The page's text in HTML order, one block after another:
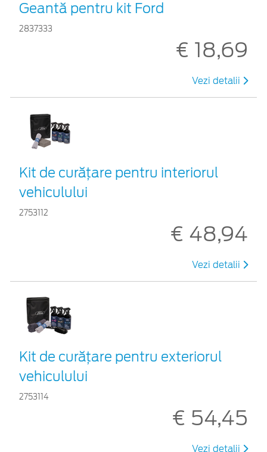
Geantă pentru kit Ford
2837333
€ 18,69
Vezi detalii
Kit de curățare pentru interiorul
vehiculului
2753112
€ 48,94
Vezi detalii
Kit de curățare pentru exteriorul
vehiculului
2753114
€ 54,45
Vezi detalii